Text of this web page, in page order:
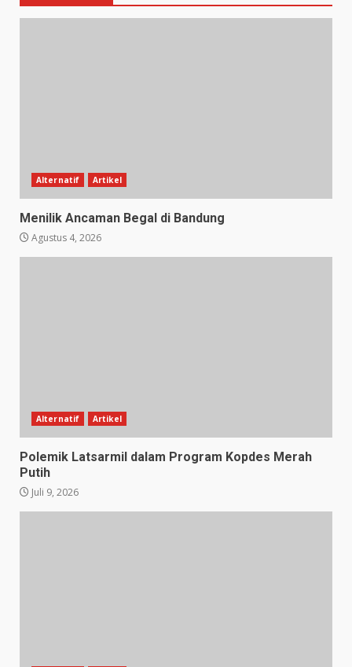
Alternatif Artikel
Menilik Ancaman Begal di Bandung
Agustus 4, 2026
Alternatif Artikel
Polemik Latsarmil dalam Program Kopdes Merah
Putih
Juli 9, 2026